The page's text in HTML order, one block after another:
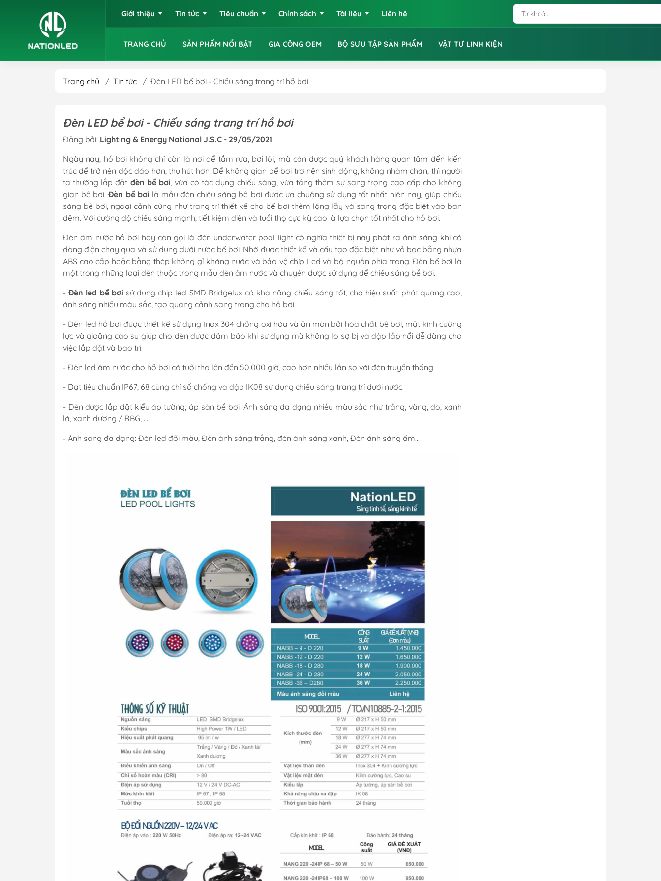
Giới thiệu Tin tức Tiêu chuẩn Chính sách Tài liệu Liên hệ
TRANG CHỦ SẢN PHẨM NỔI BẬT GIA CÔNG OEM BỘ SƯU TẬP SẢN PHẨM VẬT TƯ LINH KIỆN
Trang chủ / Tin tức / Đèn LED bể bơi - Chiếu sáng trang trí hồ bơi
Đèn LED bể bơi - Chiếu sáng trang trí hồ bơi
Đăng bởi: Lighting & Energy National J.S.C - 29/05/2021
Ngày nay, hồ bơi không chỉ còn là nơi để tắm rửa, bơi lội, mà còn được quý khách hàng quan tâm đến kiến
trúc để trở nên độc đáo hơn, thu hút hơn. Để không gian bể bơi trở nên sinh động, không nhàm chán, thì người
ta thường lắp đặt đèn bể bơi, vừa có tác dụng chiếu sáng, vừa tăng thêm sự sang trọng cao cấp cho không
gian bể bơi.Đèn bể bơi là mẫu đèn chiếu sáng bể bơi được ưa chuộng sử dụng tốt nhất hiện nay, giúp chiếu
sáng bể bơi, ngoại cảnh cũng như trang trí thiết kế cho bể bơi thêm lộng lẫy và sang trọng đặc biệt vào ban
đêm. Với cường độ chiếu sáng mạnh, tiết kiệm điện và tuổi thọ cực kỳ cao là lựa chọn tốt nhất cho hồ bơi.
Đèn âm nước hồ bơi hay còn gọi là đèn underwater pool light có nghĩa thiết bị này phát ra ánh sáng khi có
dòng điện chạy qua và sử dụng dưới nước bể bơi. Nhờ được thiết kế và cấu tạo đặc biệt như vỏ bọc bằng nhựa
ABS cao cấp hoặc bằng thép không gỉ kháng nước và bảo vệ chíp Led và bộ nguồn phía trong. Đèn bể bơi là
một trong những loại đèn thuộc trong mẫu đèn âm nước và chuyên được sử dụng để chiếu sáng bể bơi.
-Đèn led bể bơi sử dụng chip led SMD Bridgelux có khả năng chiếu sáng tốt, cho hiệu suất phát quang cao,
ánh sáng nhiều màu sắc, tạo quang cảnh sang trọng cho hồ bơi.
- Đèn led hồ bơi được thiết kế sử dụng Inox 304 chống oxi hóa và ăn mòn bởi hóa chất bể bơi, mặt kính cường
lực và gioăng cao su giúp cho đèn được đảm bảo khi sử dụng mà không lo sợ bị va đập lắp nổi dễ dàng cho
việc lắp đặt và bảo trì.
- Đèn led âm nước cho hồ bơi có tuổi thọ lên đến 50.000 giờ, cao hơn nhiều lần so với đèn truyền thống.
- Đạt tiêu chuẩn IP67, 68 cùng chỉ số chống va đập IK08 sử dụng chiếu sáng trang trí dưới nước.
- Đèn được lắp đặt kiểu áp tường, áp sàn bể bơi. Ánh sáng đa dạng nhiều màu sắc như trắng, vàng, đỏ, xanh
lá, xanh dương / RBG, ...
- Ánh sáng đa dạng: Đèn led đổi màu, Đèn ánh sáng trắng, đèn ánh sáng xanh, Đèn ánh sáng ấm...